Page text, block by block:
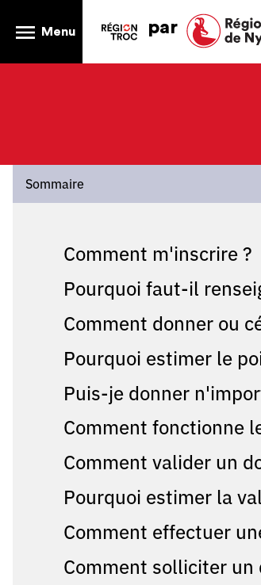
Menu par
Sommaire
Comment m'inscrire ?
Pourquoi faut-il
Comment donner ou
Pourquoi estimer le
Puis-je donner
Comment fonctionne
Comment valider un
Pourquoi estimer la
Comment effectuer
Comment solliciter un